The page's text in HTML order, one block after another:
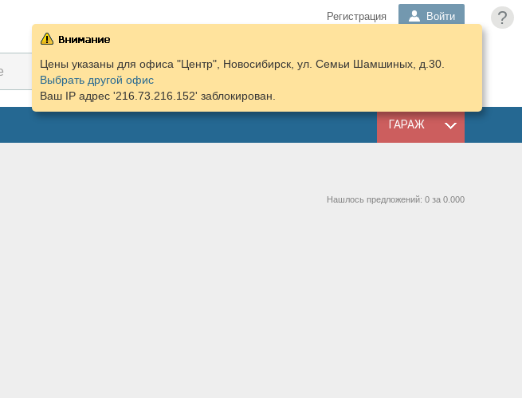
?
Регистрация Войти
КОРЗИНА
ПОДОБРАТЬ
ГАРАЖ
Цены указаны для офиса "Центр", Новосибирск, ул. Семьи Шамшиных, д.30.
Выбрать другой офис
Ваш IP адрес '216.73.216.152' заблокирован.
Нашлось предложений: 0 за 0.000